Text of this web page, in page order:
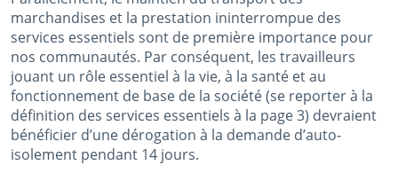
marchandises et la prestation ininterrompue des
services essentiels sont de première importance pour
nos communautés. Par conséquent, les travailleurs
jouant un rôle essentiel à la vie, à la santé et au
fonctionnement de base de la société (se reporter à la
définition des services essentiels à la page 3) devraient
bénéficier d’une dérogation à la demande d’auto-
isolement pendant 14 jours.